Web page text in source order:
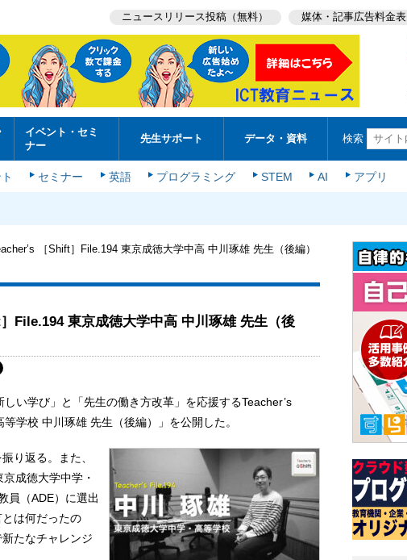
ニュースリリース投稿（無料） 媒体・記事広告料金表
イベント・セミ
ナー
先生サポート データ・資料 検索
セミナー 英語 プログラミング STEM AI アプリ
［Shift］File.194 東京成徳大学中高 中川琢雄 先生（後編）
File.194 東京成徳大学中高 中川琢雄 先生（後
い学び」と「先生の働き方改革」を応援するTeacher’s
学校 中川琢雄 先生（後編）」を公開した。
り返る。また、
成徳大学中学・
員（ADE）に選出
は何だったの
たなチャレンジ